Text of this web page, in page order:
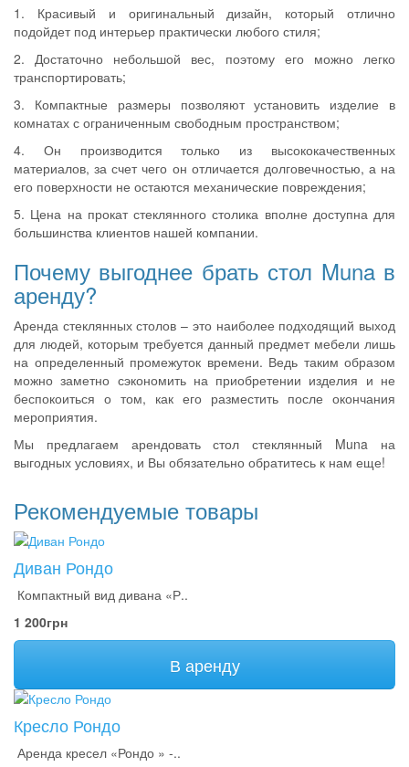
1. Красивый и оригинальный дизайн, который отлично
подойдет под интерьер практически любого стиля;
2. Достаточно небольшой вес, поэтому его можно легко
транспортировать;
3. Компактные размеры позволяют установить изделие в
комнатах с ограниченным свободным пространством;
4. Он производится только из высококачественных
материалов, за счет чего он отличается долговечностью, а на
его поверхности не остаются механические повреждения;
5. Цена на прокат стеклянного столика вполне доступна для
большинства клиентов нашей компании.
Почему выгоднее брать стол Muna в
аренду?
Аренда стеклянных столов – это наиболее подходящий выход
для людей, которым требуется данный предмет мебели лишь
на определенный промежуток времени. Ведь таким образом
можно заметно сэкономить на приобретении изделия и не
беспокоиться о том, как его разместить после окончания
мероприятия.
Мы предлагаем арендовать стол стеклянный Muna на
выгодных условиях, и Вы обязательно обратитесь к нам еще!
Рекомендуемые товары
Диван Рондо
Компактный вид дивана «Р..
1 200грн
В аренду
Кресло Рондо
Аренда кресел «Рондо » -..